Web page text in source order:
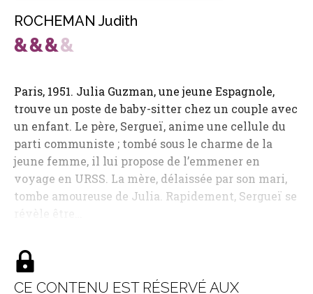
ROCHEMAN Judith
Paris, 1951. Julia Guzman, une jeune Espagnole,
trouve un poste de baby-sitter chez un couple avec
un enfant. Le père, Sergueï, anime une cellule du
parti communiste ; tombé sous le charme de la
jeune femme, il lui propose de l’emmener en
voyage en URSS. La mère, délaissée par son mari,
tombe amoureuse de Julia. Rapidement, Sergueï se
révèle être…
CE CONTENU EST RÉSERVÉ AUX